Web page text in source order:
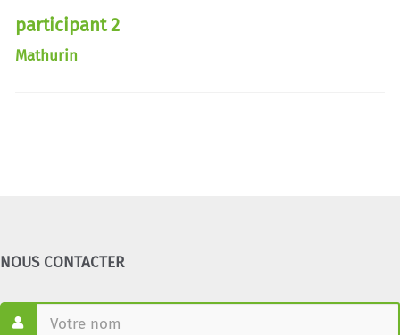
participant 2
Mathurin
NOUS CONTACTER